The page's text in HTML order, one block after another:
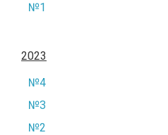
№1
2023
№4
№3
№2